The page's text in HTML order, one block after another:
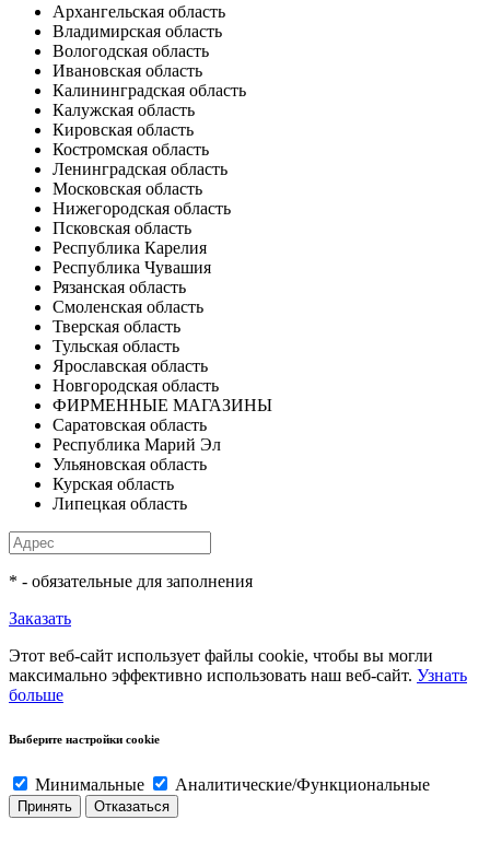
Архангельская область
Владимирская область
Вологодская область
Ивановская область
Калининградская область
Калужская область
Кировская область
Костромская область
Ленинградская область
Московская область
Нижегородская область
Псковская область
Республика Карелия
Республика Чувашия
Рязанская область
Смоленская область
Тверская область
Тульская область
Ярославская область
Новгородская область
ФИРМЕННЫЕ МАГАЗИНЫ
Саратовская область
Республика Марий Эл
Ульяновская область
Курская область
Липецкая область
* - обязательные для заполнения
Заказать
Этот веб-сайт использует файлы cookie, чтобы вы могли
максимально эффективно использовать наш веб-сайт. Узнать
больше
Выберите настройки cookie
Минимальные Аналитические/Функциональные
Принять Отказаться